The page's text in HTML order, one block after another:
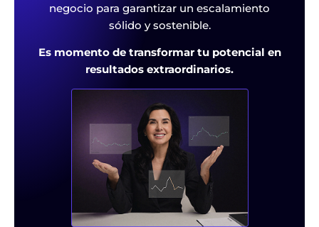
negocio para garantizar un escalamiento
sólido y sostenible.
Es momento de transformar tu potencial en
resultados extraordinarios.